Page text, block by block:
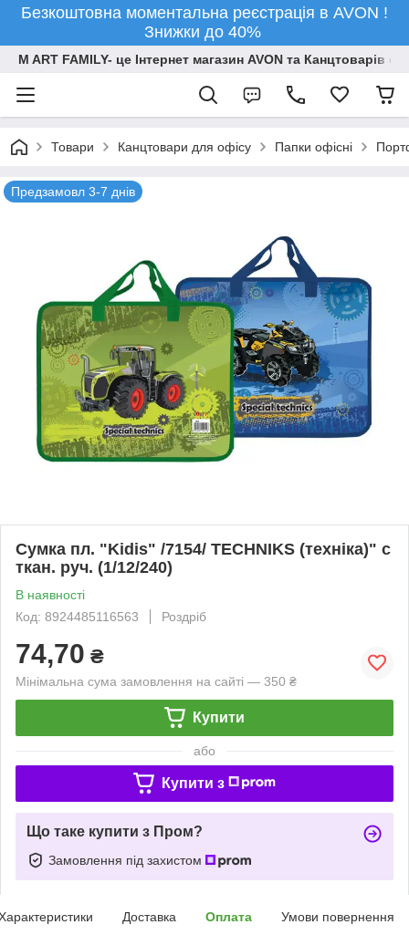
Безкоштовна моментальна реєстрація в AVON !
Знижки до 40%
M ART FAMILY- це Інтернет магазин AVON та Канцтоварів
Товари Канцтовари для офiсу Папки офісні
Предзамовл 3-7 днів
Сумка пл. "Kidis" /7154/ TECHNIKS (техніка)" с
ткан. руч. (1/12/240)
В наявності
Код: 8924485116563
Роздріб
74,70 ₴
Мінімальна сума замовлення на сайті — 350 ₴
Купити
або
Купити з
Що таке купити з Пром?
Замовлення під захистом
Доставка Оплата Умови повернення